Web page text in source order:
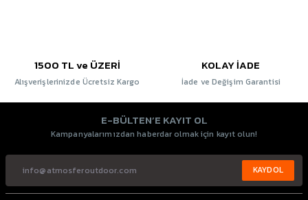
1500 TL ve ÜZERİ
Alışverişlerinizde Ücretsiz Kargo
KOLAY İADE
İade ve Değişim Garantisi
E-BÜLTEN’E KAYIT OL
Kampanyalarımızdan haberdar olmak için kayıt olun!
KAYDOL